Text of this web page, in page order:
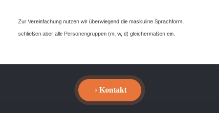
Zur Vereinfachung nutzen wir überwiegend die maskuline Sprachform,
schließen aber alle Personengruppen (m, w, d) gleichermaßen ein.
Kontakt